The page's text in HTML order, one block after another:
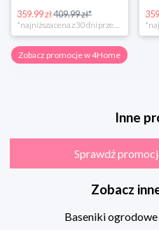
359.99 zł409.99 zł*
Zobacz promocje w 4Home
Inne
Sprawdź
Zobacz
Baseniki